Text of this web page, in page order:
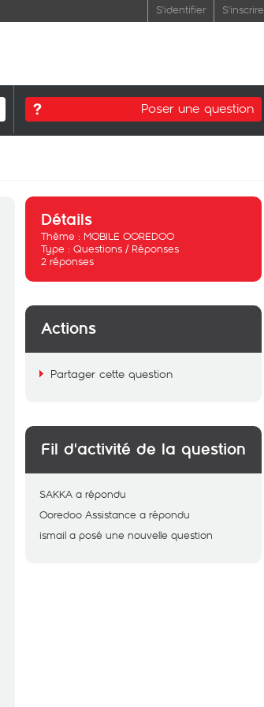
S'identifier S'inscrire
Poser une question
Détails
Thème : MOBILE OOREDOO
Type : Questions / Réponses
2 réponses
Actions
Partager cette question
Fil d'activité de la question
SAKKA a répondu
Ooredoo Assistance a répondu
ismail a posé une nouvelle question